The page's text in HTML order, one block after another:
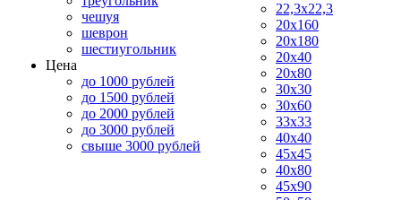
чешуя
шеврон
шестиугольник
Цена
до 1000 рублей
до 1500 рублей
до 2000 рублей
до 3000 рублей
свыше 3000 рублей
22,3x22,3
20x160
20x180
20x40
20x80
30x30
30x60
33x33
40x40
45x45
40x80
45x90